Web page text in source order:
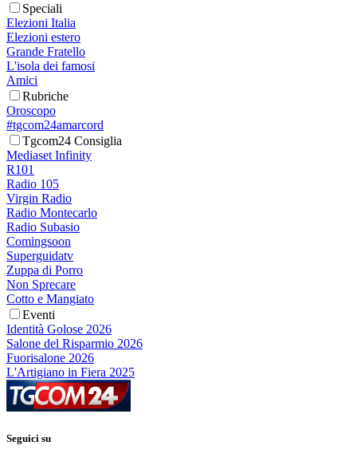
Speciali
Elezioni Italia
Elezioni estero
Grande Fratello
L'isola dei famosi
Amici
Rubriche
Oroscopo
#tgcom24amarcord
Tgcom24 Consiglia
Mediaset Infinity
R101
Radio 105
Virgin Radio
Radio Montecarlo
Radio Subasio
Comingsoon
Superguidatv
Zuppa di Porro
Non Sprecare
Cotto e Mangiato
Eventi
Identità Golose 2026
Salone del Risparmio 2026
Fuorisalone 2026
L'Artigiano in Fiera 2025
Seguici su